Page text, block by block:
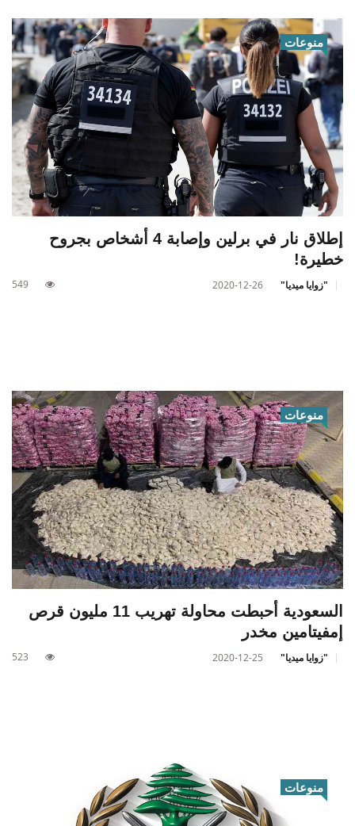
منوعات
إطلاق نار في برلين وإصابة 4 أشخاص بجروح
خطيرة!
"زوايا ميديا" 2020-12-26
549
منوعات
السعودية أحبطت محاولة تهريب 11 مليون قرص
إمفيتامين مخدر
"زوايا ميديا" 2020-12-25
523
منوعات